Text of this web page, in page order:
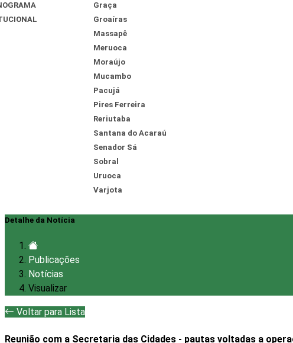
Graça
Groaíras
Massapê
Meruoca
Moraújo
Mucambo
Pacujá
Pires Ferreira
Reriutaba
Santana do Acaraú
Senador Sá
Sobral
Uruoca
Varjota
Detalhe da Notícia
Publicações
Notícias
Visualizar
Voltar para Lista
Reunião com a Secretaria das Cidades - pautas voltadas a